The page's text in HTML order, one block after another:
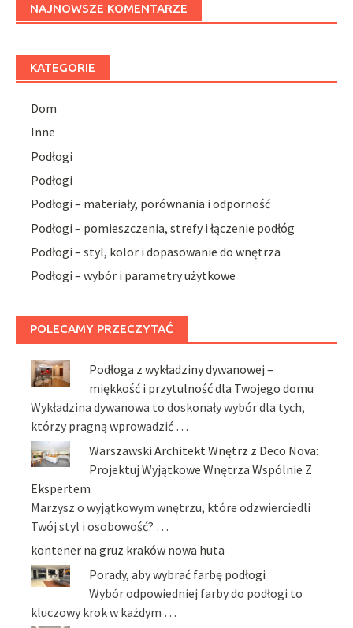
NAJNOWSZE KOMENTARZE
KATEGORIE
Dom
Inne
Podłogi
Podłogi
Podłogi – materiały, porównania i odporność
Podłogi – pomieszczenia, strefy i łączenie podłóg
Podłogi – styl, kolor i dopasowanie do wnętrza
Podłogi – wybór i parametry użytkowe
POLECAMY PRZECZYTAĆ
Podłoga z wykładziny dywanowej –
miękkość i przytulność dla Twojego domu
Wykładzina dywanowa to doskonały wybór dla tych,
którzy pragną wprowadzić …
Warszawski Architekt Wnętrz z Deco Nova:
Projektuj Wyjątkowe Wnętrza Wspólnie Z
Ekspertem
Marzysz o wyjątkowym wnętrzu, które odzwierciedli
Twój styl i osobowość? …
kontener na gruz kraków nowa huta
Porady, aby wybrać farbę podłogi
Wybór odpowiedniej farby do podłogi to
kluczowy krok w każdym …